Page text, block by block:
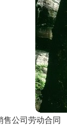
售公司劳动合同